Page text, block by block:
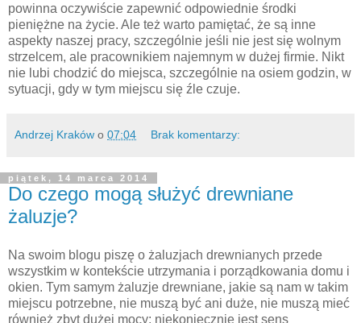
powinna oczywiście zapewnić odpowiednie środki
pieniężne na życie. Ale też warto pamiętać, że są inne
aspekty naszej pracy, szczególnie jeśli nie jest się wolnym
strzelcem, ale pracownikiem najemnym w dużej firmie. Nikt
nie lubi chodzić do miejsca, szczególnie na osiem godzin, w
sytuacji, gdy w tym miejscu się źle czuje.
Andrzej Kraków o 07:04 Brak komentarzy:
piątek, 14 marca 2014
Do czego mogą służyć drewniane
żaluzje?
Na swoim blogu piszę o żaluzjach drewnianych przede
wszystkim w kontekście utrzymania i porządkowania domu i
okien. Tym samym żaluzje drewniane, jakie są nam w takim
miejscu potrzebne, nie muszą być ani duże, nie muszą mieć
również zbyt dużej mocy: niekoniecznie jest sens